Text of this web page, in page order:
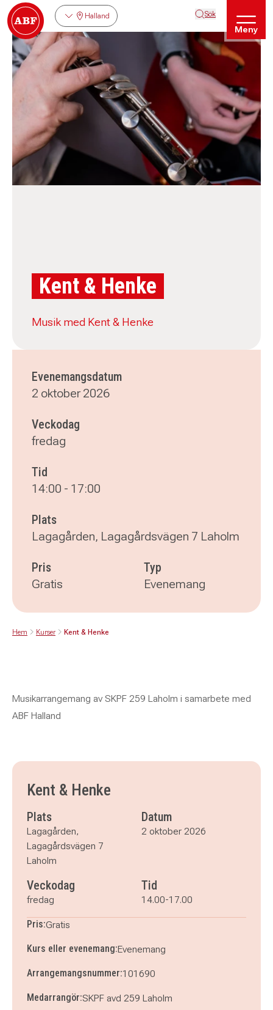
Halland Sök
Meny
Kent & Henke
Musik med Kent & Henke
Evenemangsdatum
2 oktober 2026
Veckodag
fredag
Tid
14:00 - 17:00
Plats
Lagagården, Lagagårdsvägen 7 Laholm
Pris
Gratis
Typ
Evenemang
Hem Kurser Kent & Henke
Musikarrangemang av SKPF 259 Laholm i samarbete med
ABF Halland
Kent & Henke
Plats
Lagagården,
Lagagårdsvägen 7
Laholm
Datum
2 oktober 2026
Veckodag
fredag
Tid
14.00-17.00
Pris:Gratis
Kurs eller evenemang:Evenemang
Arrangemangsnummer:101690
Medarrangör:SKPF avd 259 Laholm